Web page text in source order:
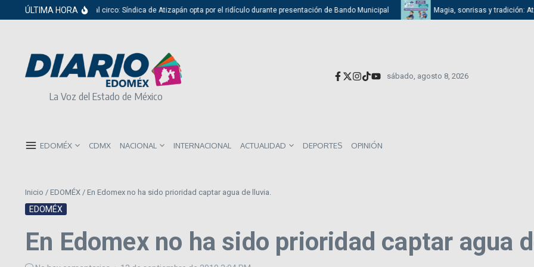
Saltar al contenido
ÚLTIMA HORA
Del cabildo al circo: Síndica de Atizapán opta por el ridículo durante presentación de Bando Municipal Magia, sonrisas y tradición:
La Voz del Estado de México
sábado, agosto 8, 2026
EDOMÉX CDMX NACIONAL INTERNACIONAL ACTUALIDAD DEPORTES OPINIÓN
Inicio / EDOMÉX / En Edomex no ha sido prioridad captar agua de lluvia.
EDOMÉX
En Edomex no ha sido prioridad captar agua